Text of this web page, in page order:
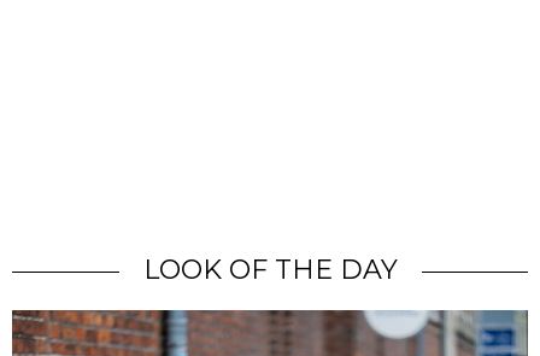
LOOK OF THE DAY